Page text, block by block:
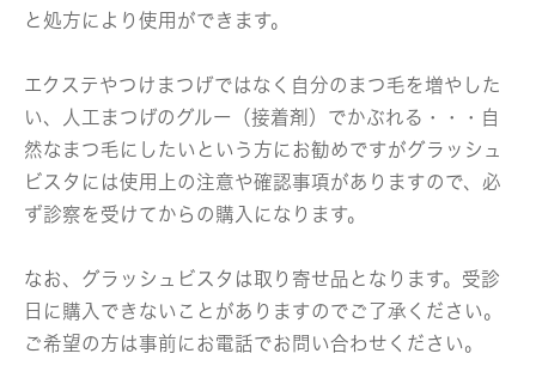
と処方により使用ができます。
エクステやつけまつげではなく自分のまつ毛を増やした
い、人工まつげのグルー（接着剤）でかぶれる・・・自
然なまつ毛にしたいという方にお勧めですがグラッシュ
ビスタには使用上の注意や確認事項がありますので、必
ず診察を受けてからの購入になります。
なお、グラッシュビスタは取り寄せ品となります。受診
日に購入できないことがありますのでご了承ください。
ご希望の方は事前にお電話でお問い合わせください。